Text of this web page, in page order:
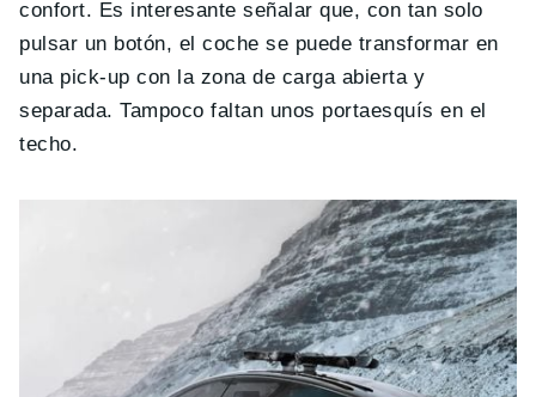
confort. Es interesante señalar que, con tan solo
pulsar un botón, el coche se puede transformar en
una pick-up con la zona de carga abierta y
separada. Tampoco faltan unos portaesquís en el
techo.